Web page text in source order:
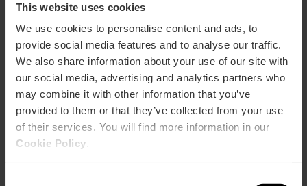
This website uses cookies
We use cookies to personalise content and ads, to
provide social media features and to analyse our traffic.
We also share information about your use of our site with
our social media, advertising and analytics partners who
may combine it with other information that you’ve
provided to them or that they’ve collected from your use
of their services. You will find more information in our
Cookie Policy
Hoe te arriveren
Metro
L4,L6
Bus